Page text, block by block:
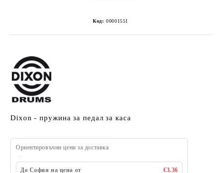
Код: 00001551
Dixon - пружина за педал за каса
Ориентировъчни цени за доставка
До София на цена от
€3.36